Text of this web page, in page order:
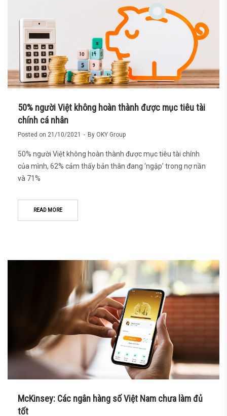
50% người Việt không hoàn thành được mục tiêu tài
chính cá nhân
Posted on 21/10/2021 By OKY Group
50% người Việt không hoàn thành được mục tiêu tài chính
của mình, 62% cảm thấy bản thân đang ‘ngập’ trong nợ nần
và 71%
READ MORE
McKinsey: Các ngân hàng số Việt Nam chưa làm đủ
tốt